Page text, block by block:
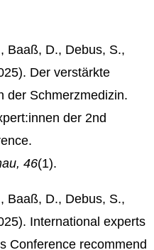
Baaß, D., Debus, S.,
Der verstärkte
der Schmerzmedizin.
der 2nd
46(1).
Baaß, D., Debus, S.,
International experts
Conference recommend